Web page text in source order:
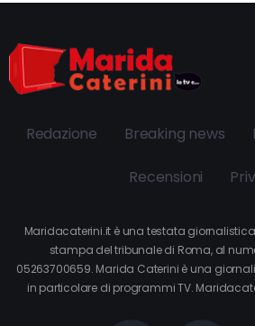
Redazione Breaking news
Recensioni
Maridacaterini.it è una testata
stampa del tribunale di Roma, al
05263700659. Marida Caterini è una
in particolare di programmi TV.